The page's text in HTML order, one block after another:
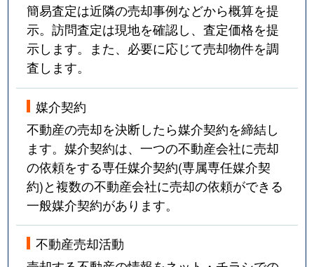
簡易査定は近隣の売却事例などから概算を提
示。訪問査定は現地を確認し、査定価格を提
示します。また、必要に応じて売却物件を調
査します。
媒介契約
不動産の売却を決断したら媒介契約を締結し
ます。媒介契約は、一つの不動産会社に売却
の依頼をする専任媒介契約(専属専任媒介契
約)と複数の不動産会社に売却の依頼ができる
一般媒介契約があります。
不動産売却活動